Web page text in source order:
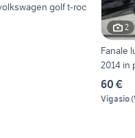
golf t-roc
2
Fanale
2014 in
60 €
Vigasio(